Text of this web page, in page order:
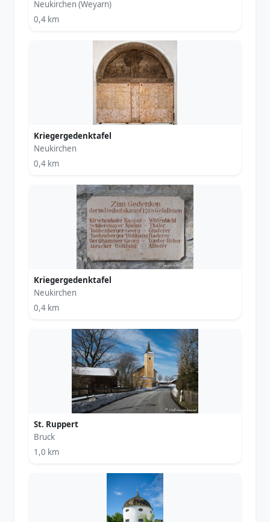
Neukirchen (Weyarn)
0,4 km
Kriegergedenktafel
Neukirchen
0,4 km
Kriegergedenktafel
Neukirchen
0,4 km
St. Ruppert
Bruck
1,0 km